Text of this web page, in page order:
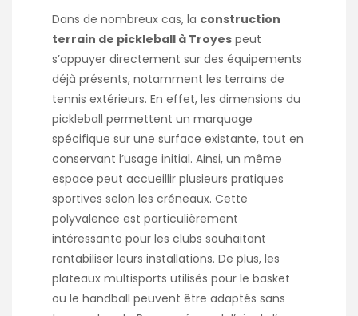
Dans de nombreux cas, la construction
terrain de pickleball à Troyes peut
s’appuyer directement sur des équipements
déjà présents, notamment les terrains de
tennis extérieurs. En effet, les dimensions du
pickleball permettent un marquage
spécifique sur une surface existante, tout en
conservant l’usage initial. Ainsi, un même
espace peut accueillir plusieurs pratiques
sportives selon les créneaux. Cette
polyvalence est particulièrement
intéressante pour les clubs souhaitant
rentabiliser leurs installations. De plus, les
plateaux multisports utilisés pour le basket
ou le handball peuvent être adaptés sans